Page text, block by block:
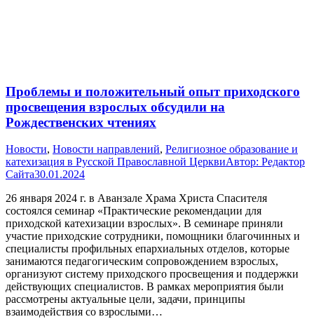
Проблемы и положительный опыт приходского
просвещения взрослых обсудили на
Рождественских чтениях
Новости, Новости направлений, Религиозное образование и
катехизация в Русской Православной ЦерквиАвтор: Редактор
Сайта30.01.2024
26 января 2024 г. в Аванзале Храма Христа Спасителя
состоялся семинар «Практические рекомендации для
приходской катехизации взрослых». В семинаре приняли
участие приходские сотрудники, помощники благочинных и
специалисты профильных епархиальных отделов, которые
занимаются педагогическим сопровождением взрослых,
организуют систему приходского просвещения и поддержки
действующих специалистов. В рамках мероприятия были
рассмотрены актуальные цели, задачи, принципы
взаимодействия со взрослыми…